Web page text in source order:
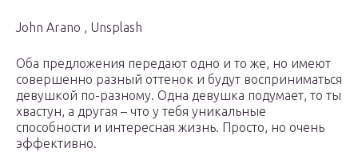
John Arano , Unsplash
Оба предложения передают одно и то же, но имеют
совершенно разный оттенок и будут восприниматься
девушкой по-разному. Одна девушка подумает, то ты
хвастун, а другая – что у тебя уникальные
способности и интересная жизнь. Просто, но очень
эффективно.